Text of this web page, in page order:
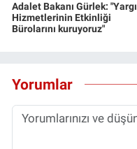
Adalet Bakanı Gürlek: "Yargı
Hizmetlerinin Etkinliği
Bürolarını kuruyoruz"
Yorumlar